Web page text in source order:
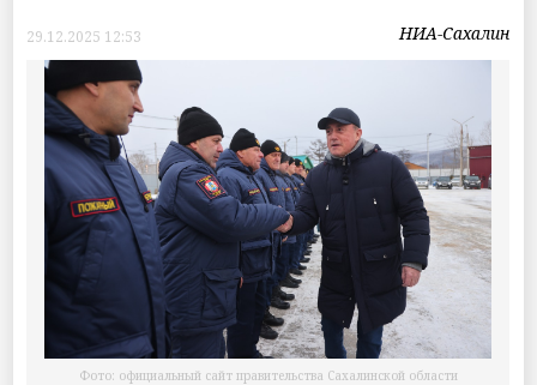
29.12.2025 12:53 НИА-Сахалин
Фото: официальный сайт правительства Сахалинской области